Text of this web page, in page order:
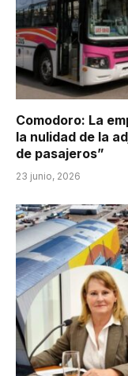
Comodoro: La
la nulidad de la
de pasajeros”
23 junio, 2026